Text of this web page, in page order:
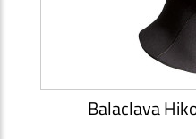
Balaclava